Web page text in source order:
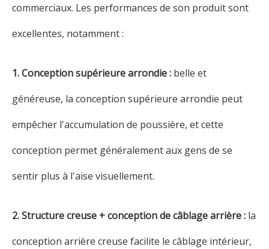
commerciaux. Les performances de son produit sont
excellentes, notamment :
1. Conception supérieure arrondie : belle et
généreuse, la conception supérieure arrondie peut
empêcher l'accumulation de poussière, et cette
conception permet généralement aux gens de se
sentir plus à l'aise visuellement.
2. Structure creuse + conception de câblage arrière : la
conception arrière creuse facilite le câblage intérieur,